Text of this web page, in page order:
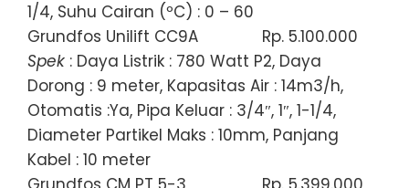
1/4, Suhu Cairan (ºC) : 0 – 60
Grundfos Unilift CC9A
Rp. 5.100.000
Spek : Daya Listrik : 780 Watt P2, Daya
Dorong : 9 meter, Kapasitas Air : 14m3/h,
Otomatis :Ya, Pipa Keluar : 3/4″, 1″, 1-1/4,
Diameter Partikel Maks : 10mm, Panjang
Kabel : 10 meter